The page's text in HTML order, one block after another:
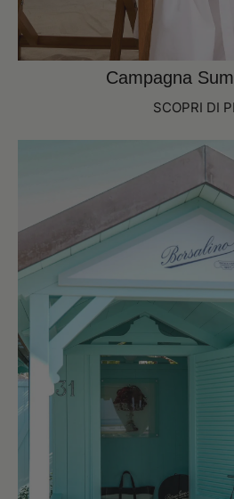
Campagna
SCOPRI DI